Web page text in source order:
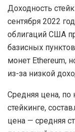
Доходность
сентября 2022
облигаций США
базисных
монет Ethereum,
из-за низкой
Средняя цена, по
стейкинге,
цена — средняя